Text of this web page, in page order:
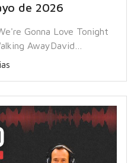
de 2026
Gonna Love Tonight
AwayDavid…